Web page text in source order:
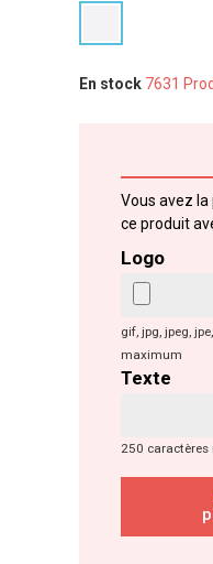
En stock 7631
Vous avez
ce produit
Logo
gif, jpg, jpeg,
maximum
Texte
250 caractères